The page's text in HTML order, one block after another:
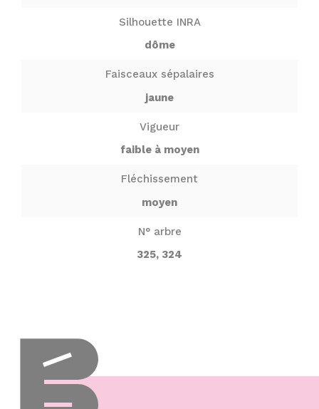
Silhouette INRA
dôme
Faisceaux sépalaires
jaune
Vigueur
faible à moyen
Fléchissement
moyen
N° arbre
325, 324